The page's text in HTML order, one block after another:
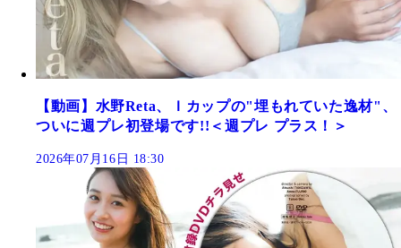
【動画】水野Reta、Ｉカップの"埋もれていた逸材"、
ついに週プレ初登場です!!＜週プレ プラス！＞
2026年07月16日 18:30